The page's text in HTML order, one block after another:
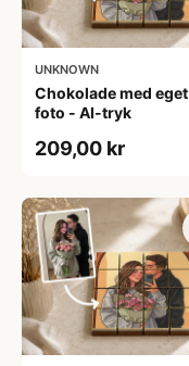
UNKNOWN
Chokolade med eget
foto - AI-tryk
209,00 kr